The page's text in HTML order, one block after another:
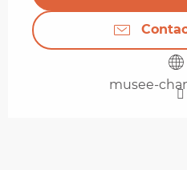
musee-